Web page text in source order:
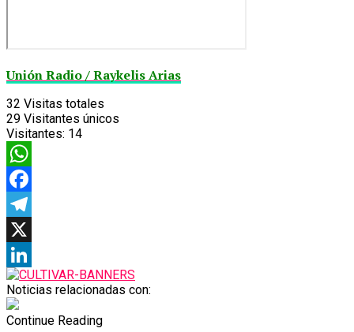
Unión Radio / Raykelis Arias
32 Visitas totales
29 Visitantes únicos
Visitantes: 14
WhatsApp
Facebook
Telegram
X
LinkedIn
Noticias relacionadas con:
Continue Reading